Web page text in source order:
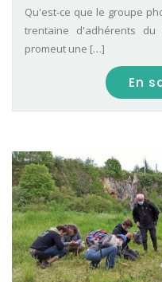
Qu'est-ce que le groupe
trentaine d'adhérents du
promeut une […]
En